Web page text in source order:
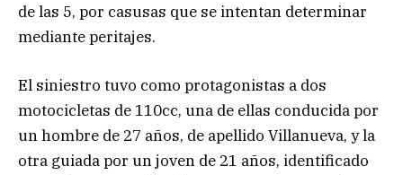
de las 5, por casusas que se intentan determinar
mediante peritajes.
El siniestro tuvo como protagonistas a dos
motocicletas de 110cc, una de ellas conducida por
un hombre de 27 años, de apellido Villanueva, y la
otra guiada por un joven de 21 años, identificado